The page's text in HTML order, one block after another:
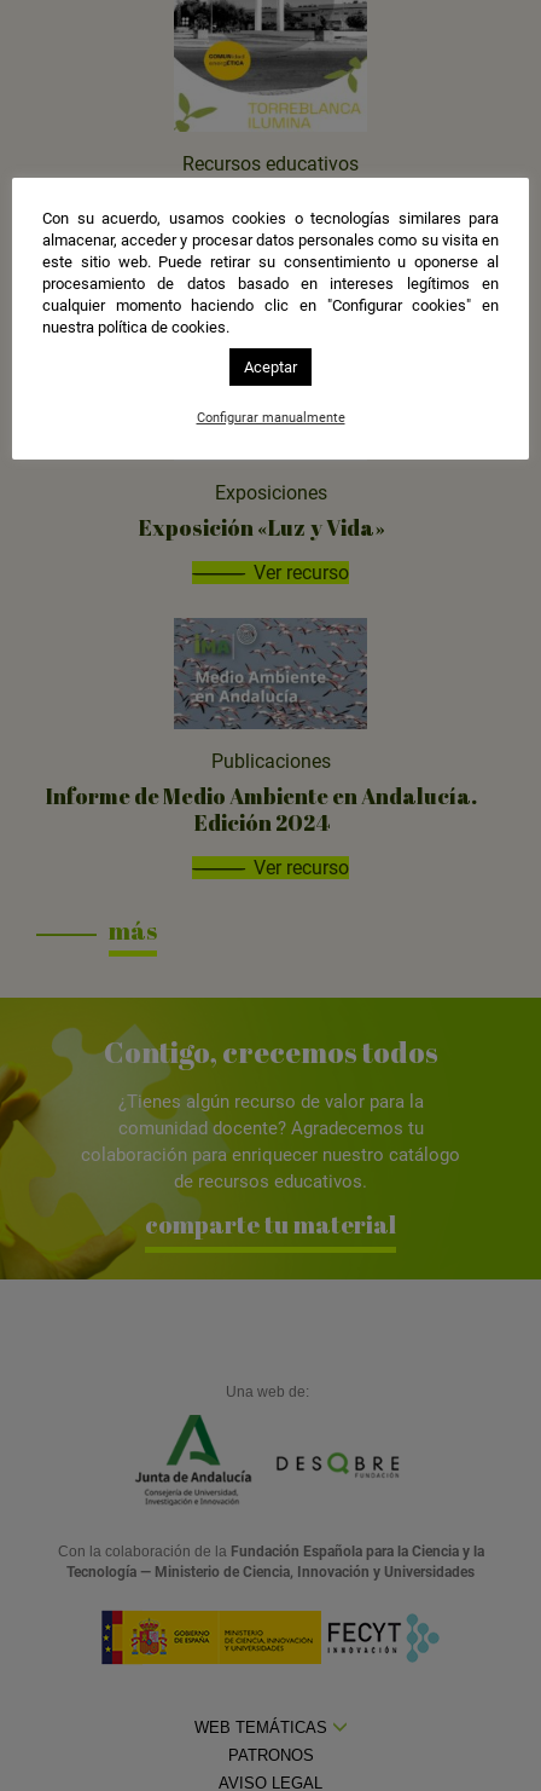
Recursos educativos
Ilumina
Ver recurso
Exposiciones
Exposición «Luz y Vida»
Ver recurso
Publicaciones
Informe de Medio Ambiente en Andalucía.
Edición 2024
Ver recurso
más
Contigo, crecemos todos
¿Tienes algún recurso de valor para la
comunidad docente? Agradecemos tu
colaboración para enriquecer nuestro catálogo
de recursos educativos.
comparte tu material
Una web de:
Con la colaboración de la Fundación Española para la Ciencia y la
Tecnología — Ministerio de Ciencia, Innovación y Universidades
WEB TEMÁTICAS
PATRONOS
AVISO LEGAL
Con su acuerdo, usamos cookies o tecnologías similares para
almacenar, acceder y procesar datos personales como su visita en
este sitio web. Puede retirar su consentimiento u oponerse al
procesamiento de datos basado en intereses legítimos en
cualquier momento haciendo clic en "Configurar cookies" en
nuestra política de cookies.
Aceptar
Configurar manualmente